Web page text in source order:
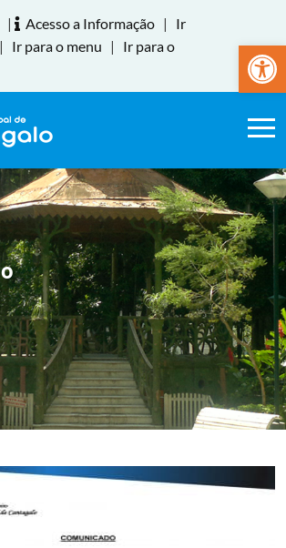
Abrir
| Acesso a Informação |
Ir
| Ir para o menu |
Ir para o